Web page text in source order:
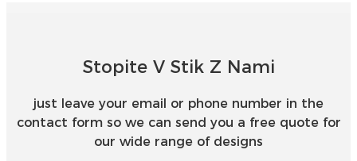
Stopite V Stik Z Nami
just leave your email or phone number in the
contact form so we can send you a free quote for
our wide range of designs